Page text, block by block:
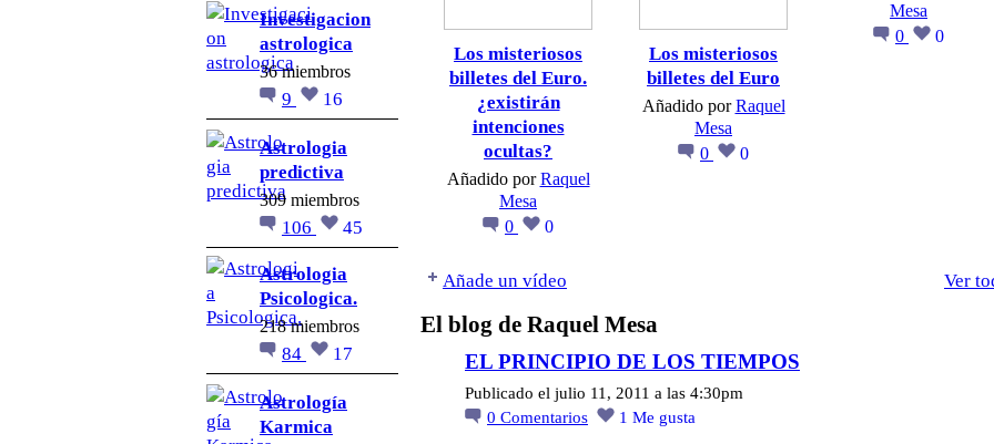
Investigacion
astrologica
36 miembros
9 16
Astrologia
predictiva
309 miembros
106 45
Astrologia
Psicologica.
218 miembros
84 17
Astrología
Karmica
Los misteriosos
billetes del Euro.
¿existirán
intenciones
ocultas?
Añadido porRaquel
Mesa
0
0
Los misteriosos
billetes del Euro
Añadido porRaquel
Mesa
0
0
Mesa
0
0
Añade un vídeo Ver
El blog de Raquel Mesa
EL PRINCIPIO DE LOS TIEMPOS
Publicado el julio 11, 2011 a las 4:30pm
0 Comentarios 1 Me gusta